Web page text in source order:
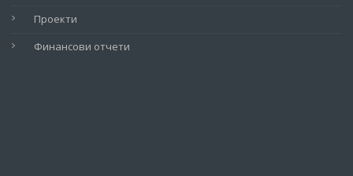
Проекти
Финансови отчети